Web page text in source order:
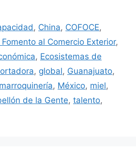
, China, COFOCE,
al Comercio Exterior,
, Ecosistemas de
, global, Guanajuato,
marroquinería, México, miel,
de la Gente, talento,